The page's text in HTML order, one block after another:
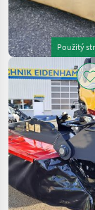
Použitý